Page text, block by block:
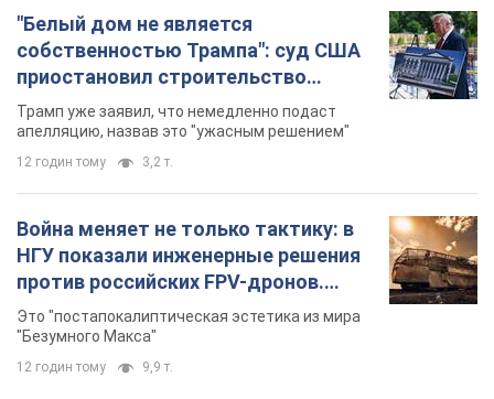
"Белый дом не является
собственностью Трампа": суд США
приостановил строительство
бального зала стоимостью 400 млн
долларов
Трамп уже заявил, что немедленно подаст
апелляцию, назвав это "ужасным решением"
12 годин тому 3,2 т.
Война меняет не только тактику: в
НГУ показали инженерные решения
против российских FPV-дронов.
Фото
Это "постапокалиптическая эстетика из мира
"Безумного Макса"
12 годин тому 9,9 т.